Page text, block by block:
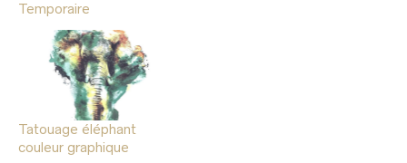
Temporaire
Tatouage éléphant
couleur graphique